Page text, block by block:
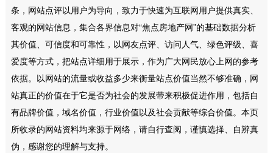
条，网站点评以用户为导向，致力于快速为互联网用户提供真实、
客观的网站信息，集合各界信息对“焦点房地产网”的基础数据分析
其价值、可信度和可靠性，以网友点评、访问人气、绿色评级、喜
爱度等方式，把站点详细用于展示，作为广大网民放心上网的参考
依据。以网站的流量或收益多少来衡量站点价值当然不够准确，网
站真正的价值在于它是否为社会的发展带来积极促进作用，包括自
有品牌价值，域名价值，行业价值以及社会贡献等综合价值。本页
所收录的网站资料均来源于网络，请自行查阅，谨慎选择、自辨真
伪，感谢您的理解与支持。